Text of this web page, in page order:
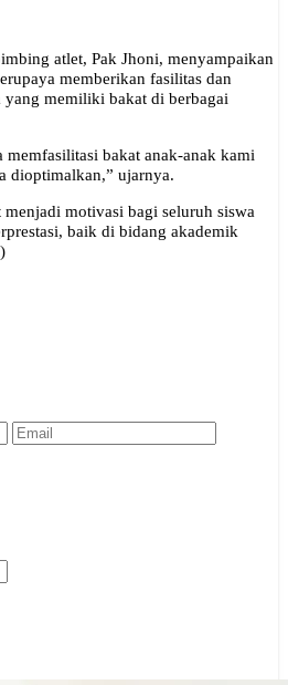
atlet, Pak Jhoni, menyampaikan
memberikan fasilitas dan
memiliki bakat di berbagai
memfasilitasi bakat anak-anak kami
dioptimalkan,” ujarnya.
motivasi bagi seluruh siswa
baik di bidang akademik